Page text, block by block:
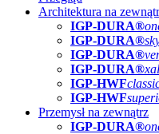
Architektura na
IGP-DURA®
IGP-DURA®
IGP-DURA®
IGP-DURA®xal
IGP-HWF
IGP-HWF
Przemysł na zewnątrz
IGP-DURA®